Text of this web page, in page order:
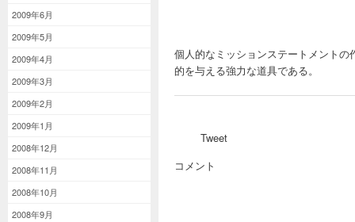
2009年6月
2009年5月
2009年4月
2009年3月
2009年2月
2009年1月
2008年12月
2008年11月
2008年10月
2008年9月
個人的なミッションステートメント
的を与える強力な道具である。
Tweet
コメント